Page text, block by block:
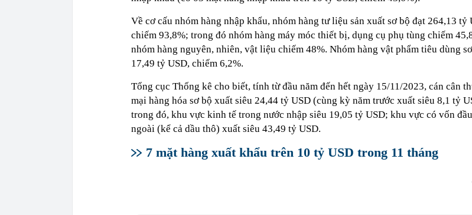
Về cơ cấu nhóm hàng nhập khẩu, nhóm hàng tư liệu sản xuất sơ bộ đạt 264,13 tỷ
chiếm 93,8%; trong đó nhóm hàng máy móc thiết bị, dụng cụ phụ tùng chiếm
nhóm hàng nguyên, nhiên, vật liệu chiếm 48%. Nhóm hàng vật phẩm tiêu dùng
17,49 tỷ USD, chiếm 6,2%.
Tổng cục Thống kê cho biết, tính từ đầu năm đến hết ngày 15/11/2023, cán cân
mại hàng hóa sơ bộ xuất siêu 24,44 tỷ USD (cùng kỳ năm trước xuất siêu 8,1 tỷ
trong đó, khu vực kinh tế trong nước nhập siêu 19,05 tỷ USD; khu vực có vốn
ngoài (kể cả dầu thô) xuất siêu 43,49 tỷ USD.
7 mặt hàng xuất khẩu trên 10 tỷ USD trong 11 tháng